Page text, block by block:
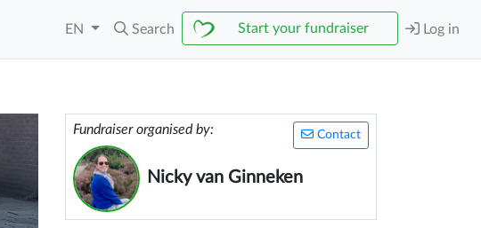
EN Search Start your fundraiser Log in
Contact
Fundraiser organised by:
Nicky van Ginneken